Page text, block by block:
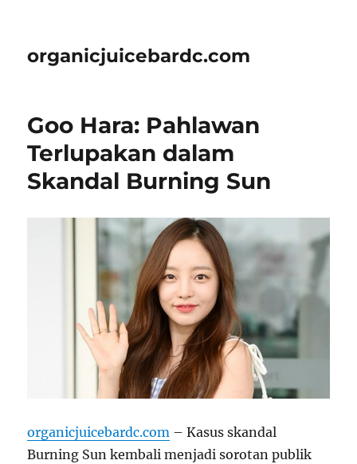
organicjuicebardc.com
Goo Hara: Pahlawan
Terlupakan dalam
Skandal Burning Sun
organicjuicebardc.com – Kasus skandal
Burning Sun kembali menjadi sorotan publik